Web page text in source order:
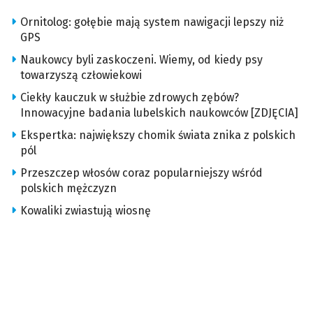
Ornitolog: gołębie mają system nawigacji lepszy niż
GPS
Naukowcy byli zaskoczeni. Wiemy, od kiedy psy
towarzyszą człowiekowi
Ciekły kauczuk w służbie zdrowych zębów?
Innowacyjne badania lubelskich naukowców [ZDJĘCIA]
Ekspertka: największy chomik świata znika z polskich
pól
Przeszczep włosów coraz popularniejszy wśród
polskich mężczyzn
Kowaliki zwiastują wiosnę